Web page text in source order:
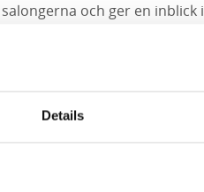
Details
och ger en inblick